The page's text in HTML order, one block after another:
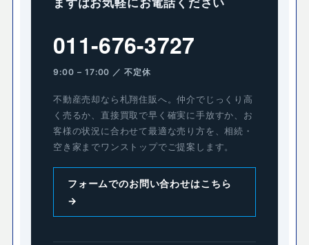
011-676-3727
9:00 – 17:00 ／ 不定休
不動産売却なら札翔住販へ。仲介でじっくり高
く売るか、直接買取で早く確実に手放すか、お
客様の状況に合わせて最適な売り方を、相続・
空き家までワンストップでご提案します。
フォームでのお問い合わせはこちら
→